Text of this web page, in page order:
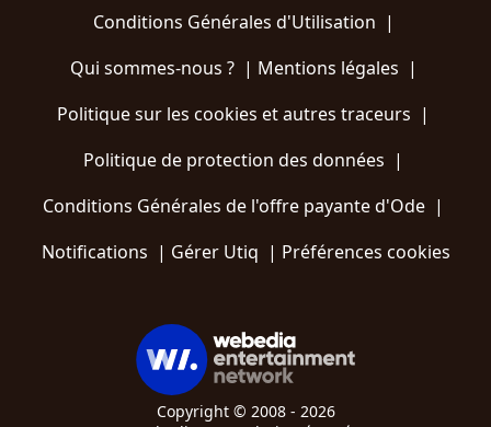
Conditions Générales d'Utilisation |
Qui sommes-nous ?| Mentions légales |
Politique sur les cookies et autres traceurs |
Politique de protection des données |
Conditions Générales de l'offre payante d'Ode |
Notifications | Gérer Utiq | Préférences cookies
Copyright © 2008 - 2026